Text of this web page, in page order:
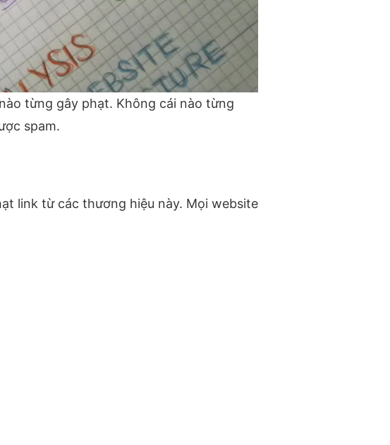
từng gây phạt. Không cái nào từng
spam.
link từ các thương hiệu này. Mọi website